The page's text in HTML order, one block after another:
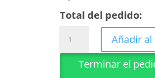
Total del pedido:
Hexagono
cantidad
Añadir
Terminar el